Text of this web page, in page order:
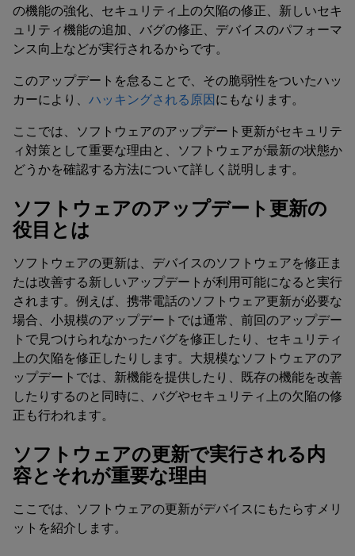
の機能の強化、セキュリティ上の欠陥の修正、新しいセキ
ュリティ機能の追加、バグの修正、デバイスのパフォーマ
ンス向上などが実行されるからです。
このアップデートを怠ることで、その脆弱性をついたハッ
カーにより、 ハッキングされる原因にもなります。
ここでは、ソフトウェアのアップデート更新がセキュリテ
ィ対策として重要な理由と、ソフトウェアが最新の状態か
どうかを確認する方法について詳しく説明します。
ソフトウェアのアップデート更新の
役目とは
ソフトウェアの更新は、デバイスのソフトウェアを修正ま
たは改善する新しいアップデートが利用可能になると実行
されます。例えば、携帯電話のソフトウェア更新が必要な
場合、小規模のアップデートでは通常、前回のアップデー
トで見つけられなかったバグを修正したり、セキュリティ
上の欠陥を修正したりします。大規模なソフトウェアのア
ップデートでは、新機能を提供したり、既存の機能を改善
したりするのと同時に、バグやセキュリティ上の欠陥の修
正も行われます。
ソフトウェアの更新で実行される内
容とそれが重要な理由
ここでは、ソフトウェアの更新がデバイスにもたらすメリ
ットを紹介します。